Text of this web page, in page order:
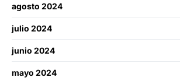
agosto 2024
julio 2024
junio 2024
mayo 2024